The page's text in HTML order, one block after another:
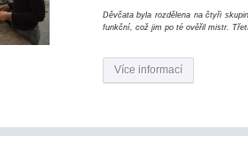
Děvčata byla rozdělena na čtyři
funkční, což jim po té ověřil mistr.
Více informací